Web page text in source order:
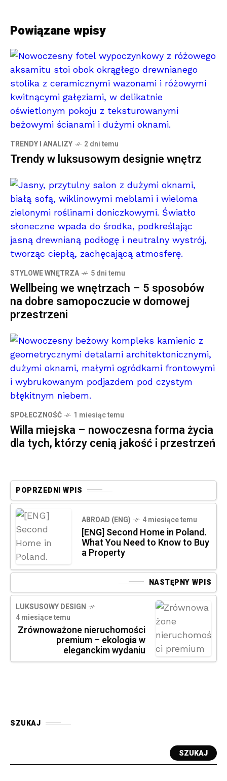
Powiązane wpisy
TRENDY I ANALIZY 2 dni temu
Trendy w luksusowym designie wnętrz
STYLOWE WNĘTRZA 5 dni temu
Wellbeing we wnętrzach – 5 sposobów
na dobre samopoczucie w domowej
przestrzeni
SPOŁECZNOŚĆ 1 miesiąc temu
Willa miejska – nowoczesna forma życia
dla tych, którzy cenią jakość i przestrzeń
POPRZEDNI WPIS
ABROAD (ENG) 4 miesiące temu
[ENG] Second Home in Poland.
What You Need to Know to Buy
a Property
NASTĘPNY WPIS
LUKSUSOWY DESIGN
4 miesiące temu
Zrównoważone nieruchomości
premium – ekologia w
eleganckim wydaniu
SZUKAJ
SZUKAJ